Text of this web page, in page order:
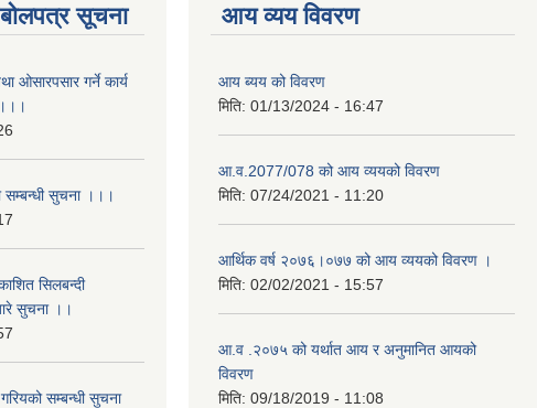
सूचना
ओसारपसार गर्ने कार्य
सम्बन्धी सुचना ।।।
सिलबन्दी
सुचना ।।
सम्बन्धी सुचना
आय व्यय विवरण
आय ब्यय को विवरण
मिति: 01/13/2024 - 16:47
आ.व.2077/078 को आय व्ययको विवरण
मिति: 07/24/2021 - 11:20
आर्थिक वर्ष २०७६।०७७ को आय व्ययको विवरण ।
मिति: 02/02/2021 - 15:57
आ.व .२०७५ को यर्थात आय र अनुमानित आयको
विवरण
मिति: 09/18/2019 - 11:08